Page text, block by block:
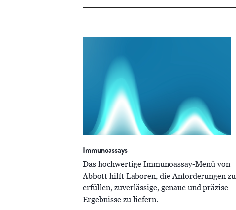
Immunoassays
Das hochwertige Immunoassay-Menü von
Abbott hilft Laboren, die Anforderungen zu
erfüllen, zuverlässige, genaue und präzise
Ergebnisse zu liefern.